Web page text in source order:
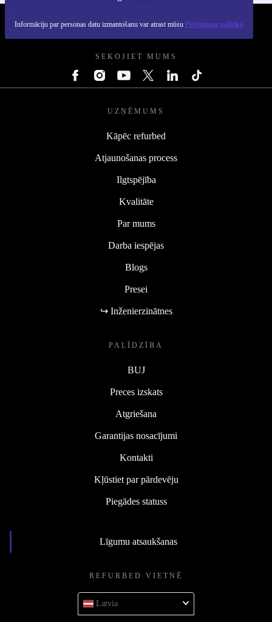
Informāciju par personas datu izmantošanu var atrast mūsu Privātuma politikā
REFURBED - RETHINK NEW.
SEKOJIET MUMS
UZŅĒMUMS
Kāpēc refurbed
Atjaunošanas process
Ilgtspējība
Kvalitāte
Par mums
Darba iespējas
Blogs
Presei
↪ Inženierzinātnes
PALĪDZĪBA
BUJ
Preces izskats
Atgriešana
Garantijas nosacījumi
Kontakti
Kļūstiet par pārdevēju
Piegādes statuss
Līgumu atsaukšanas
REFURBED VIETNĒ
Latvia